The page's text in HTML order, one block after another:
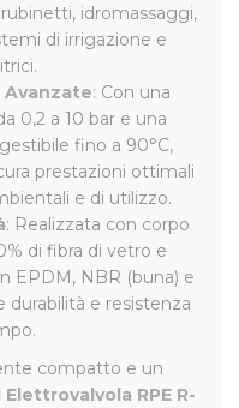
idromassaggi,
di irrigazione e
: Con una
0,2 a 10 bar e una
fino a 90°C,
prestazioni ottimali
e di utilizzo.
: Realizzata con corpo
di fibra di vetro e
EPDM, NBR (buna) e
durabilità e resistenza
compatto e un
Elettrovalvola RPE R-